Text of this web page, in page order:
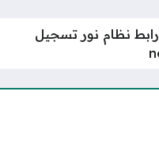
رابط نظام نور تسجيل